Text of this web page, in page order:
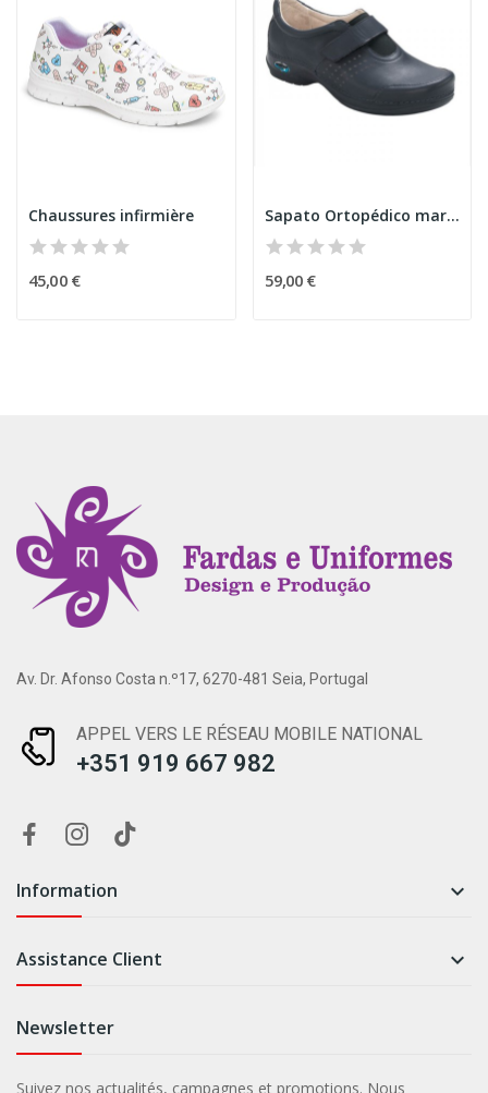
Chaussures infirmière
45,00 €
Sapato Ortopédico marinho
59,00 €
Av. Dr. Afonso Costa n.º17, 6270-481 Seia, Portugal
APPEL VERS LE RÉSEAU MOBILE NATIONAL
+351 919 667 982
Information 
Assistance Client 
Newsletter
Suivez nos actualités, campagnes et promotions. Nous